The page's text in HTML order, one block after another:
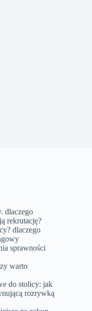
dlaczego
rekrutację?
dlaczego
sprawności
warto
do stolicy: jak
rozrywką